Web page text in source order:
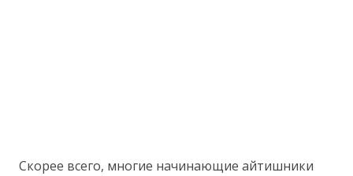
Скорее всего, многие начинающие айтишники